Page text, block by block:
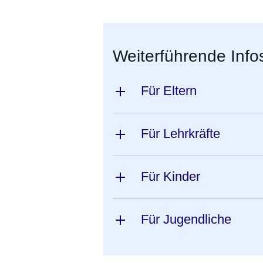
Weiterführende
Für Eltern
Für Lehrkräfte
Für Kinder
Für Jugendliche